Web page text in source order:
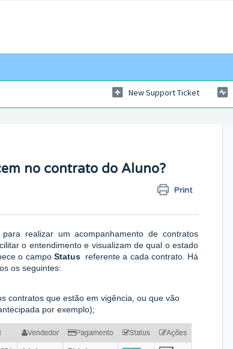
New Support Ticket
no contrato do Aluno?
Print
realizar um acompanhamento de contratos
o entendimento e visualizam de qual o estado
o campo Status referente a cada contrato. Há
os seguintes:
contratos que estão em vigência, ou que vão
por exemplo);